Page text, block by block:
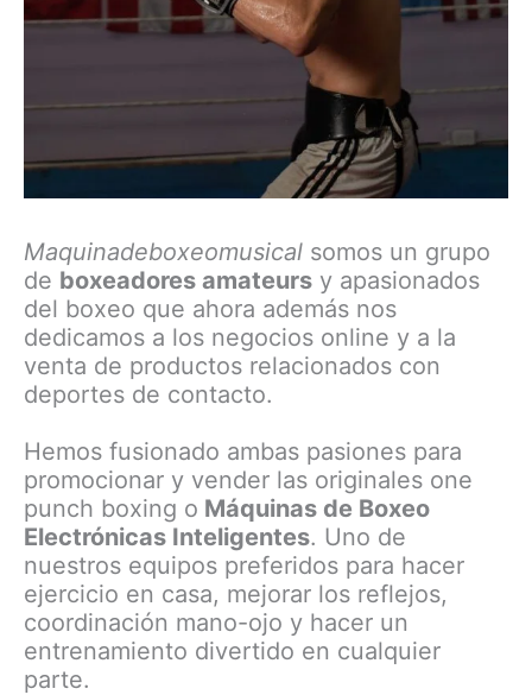
Maquinadeboxeomusical somos un grupo
de boxeadores amateurs y apasionados
del boxeo que ahora además nos
dedicamos a los negocios online y a la
venta de productos relacionados con
deportes de contacto.
Hemos fusionado ambas pasiones para
promocionar y vender las originales one
punch boxing o Máquinas de Boxeo
Electrónicas Inteligentes. Uno de
nuestros equipos preferidos para hacer
ejercicio en casa, mejorar los reflejos,
coordinación mano-ojo y hacer un
entrenamiento divertido en cualquier
parte.